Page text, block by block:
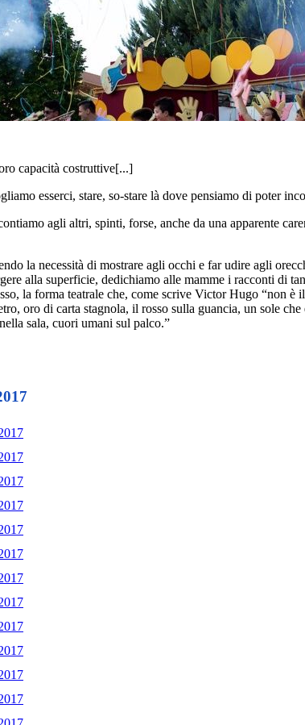
capacità costruttive[...]
esserci, stare, so-stare là dove pensiamo di poter
agli altri, spinti, forse, anche da una apparente
la necessità di mostrare agli occhi e far udire agli
alla superficie, dedichiamo alle mamme i racconti di
la forma teatrale che, come scrive Victor Hugo “non
oro di carta stagnola, il rosso sulla guancia, un sole
sala, cuori umani sul palco.”